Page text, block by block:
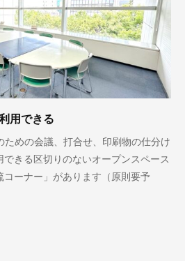
用できる
ための会議、打合せ、印刷物の仕分け
きる区切りのないオープンスペース
コーナー」があります（原則要予